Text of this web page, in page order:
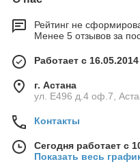
Рейтинг не
Менее 5 отзывов за
Работает с 16.05.2014
г. Астана
ул. Е496 д.4 оф.7,
Контакты
Сегодня работает с
Показать весь